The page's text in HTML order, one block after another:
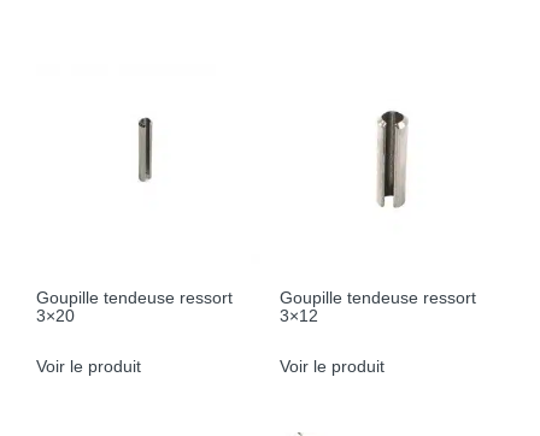
Goupille tendeuse ressort
3×20
Voir le produit
Goupille tendeuse ressort
3×12
Voir le produit